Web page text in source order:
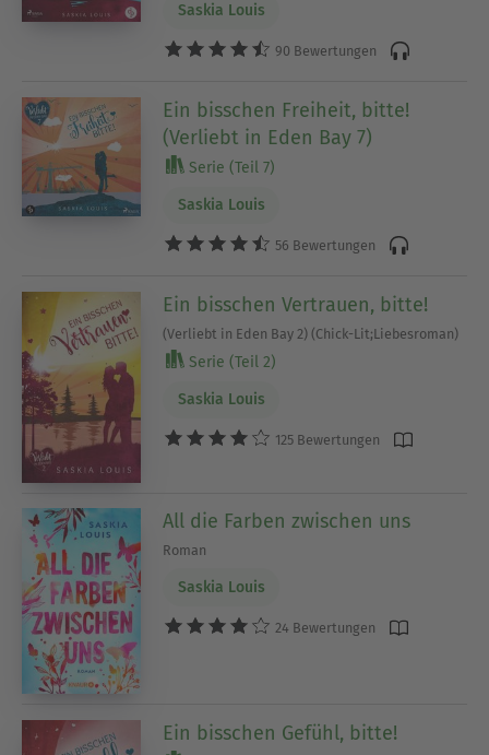
Saskia Louis
90 Bewertungen
Ein bisschen Freiheit, bitte!
(Verliebt in Eden Bay 7)
Serie (Teil 7)
Saskia Louis
56 Bewertungen
Ein bisschen Vertrauen, bitte!
(Verliebt in Eden Bay 2) (Chick-Lit;Liebesroman)
Serie (Teil 2)
Saskia Louis
125 Bewertungen
All die Farben zwischen uns
Roman
Saskia Louis
24 Bewertungen
Ein bisschen Gefühl, bitte!